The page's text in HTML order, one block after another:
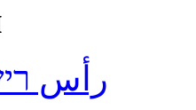
رأس